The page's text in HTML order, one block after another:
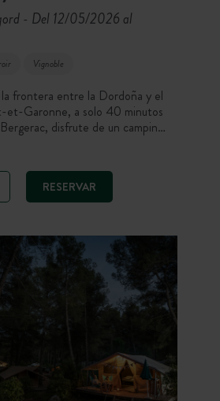
- Del 12/05/2026 al
Vignoble
frontera entre la Dordoña y el
et-Garonne, a solo 40 minutos
disfrute de un camping
región del Périgord y volver a
de la calma y la tranquilidad
ofrece el lugar a la sombra de los
RESERVAR